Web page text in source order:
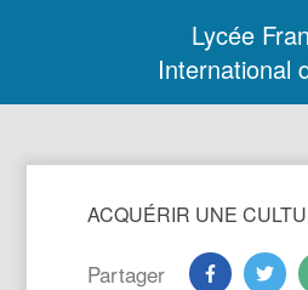
Lycée
International
ACQUÉRIR UNE
Partager